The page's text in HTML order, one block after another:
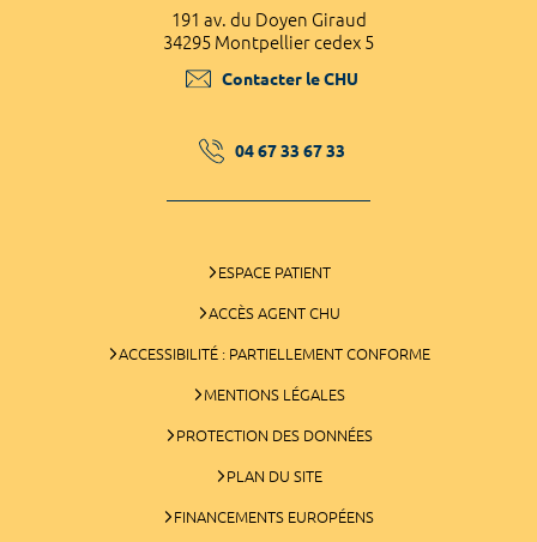
191 av. du Doyen Giraud
34295 Montpellier cedex 5
Contacter le CHU
04 67 33 67 33
ESPACE PATIENT
ACCÈS AGENT CHU
ACCESSIBILITÉ : PARTIELLEMENT CONFORME
MENTIONS LÉGALES
PROTECTION DES DONNÉES
PLAN DU SITE
FINANCEMENTS EUROPÉENS